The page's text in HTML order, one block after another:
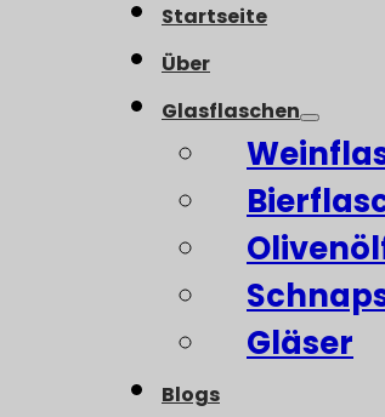
Startseite
Über
Glasflaschen
Gläser
Blogs